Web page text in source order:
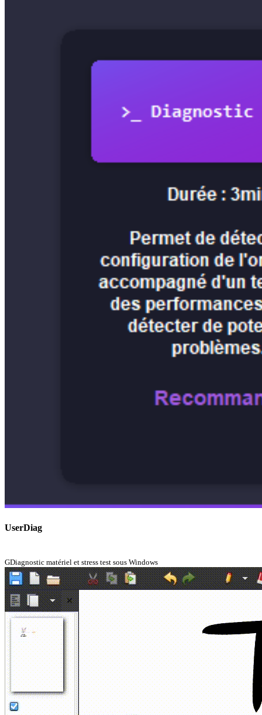
UserDiag
GDiagnostic matériel et stress test sous Windows